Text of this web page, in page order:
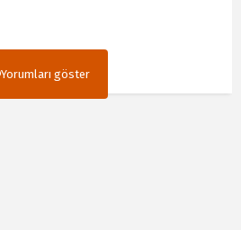
Yorumları göster